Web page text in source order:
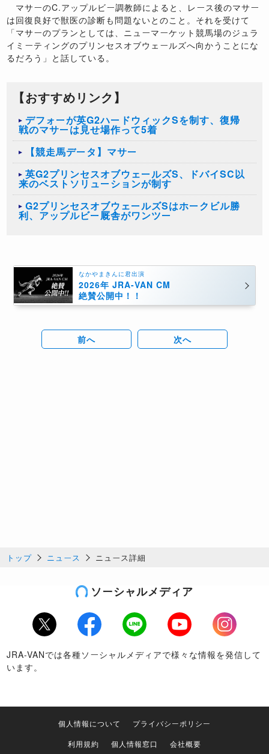
マサーのC.アップルビー調教師によると、レース後のマサー
は回復良好で獣医の診断も問題ないとのこと。それを受けて
「マサーのプランとしては、ニューマーケット競馬場のジュラ
イミーティングのプリンセスオブウェールズへ向かうことにな
るだろう」と話している。
【おすすめリンク】
デフォーが英G2ハードウィックSを制す、復帰
戦のマサーは見せ場作って5着
【競走馬データ】マサー
英G2プリンセスオブウェールズS、ドバイSC以
来のベストソリューションが制す
G2プリンセスオブウェールズSはホークビル勝
利、アップルビー厩舎がワンツー
なかやまきんに君出演
2026年 JRA-VAN CM
絶賛公開中！！
前へ 次へ
トップ ニュース ニュース詳細
ソーシャルメディア
Twitter Facebook LINE Youtube
Instagram
JRA-VANでは各種ソーシャルメディアで様々な情報を発信して
います。
個人情報について
プライバシーポリシー
利用規約
個人情報窓口 会社概要